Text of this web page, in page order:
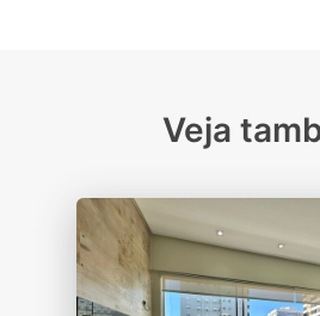
Veja